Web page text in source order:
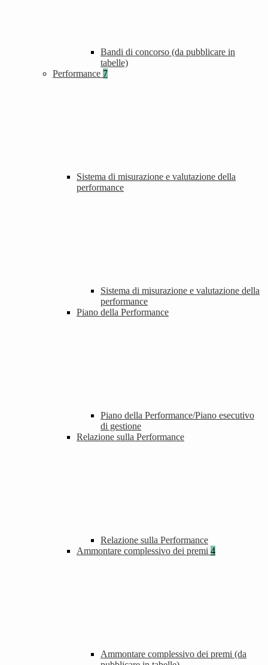
Bandi di concorso (da pubblicare in
tabelle)
Performance 7
Sistema di misurazione e valutazione della
performance
Sistema di misurazione e valutazione della
performance
Piano della Performance
Piano della Performance/Piano esecutivo
di gestione
Relazione sulla Performance
Relazione sulla Performance
Ammontare complessivo dei premi 4
Ammontare complessivo dei premi (da